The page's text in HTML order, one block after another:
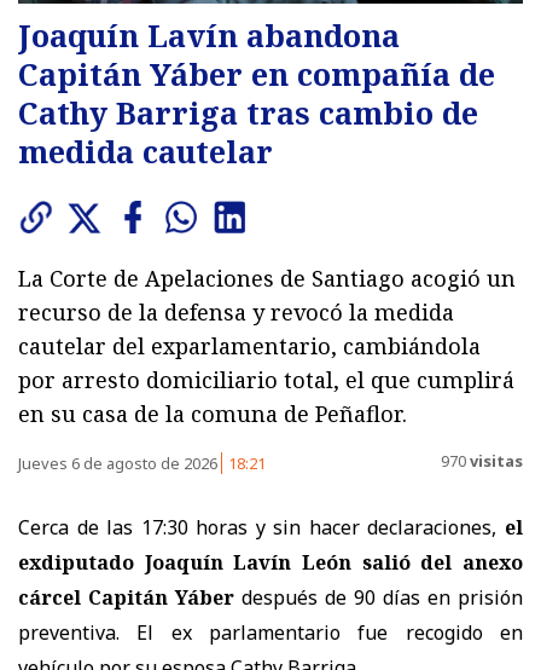
Joaquín Lavín abandona
Capitán Yáber en compañía de
Cathy Barriga tras cambio de
medida cautelar
La Corte de Apelaciones de Santiago acogió un
recurso de la defensa y revocó la medida
cautelar del exparlamentario, cambiándola
por arresto domiciliario total, el que cumplirá
en su casa de la comuna de Peñaflor.
Jueves 6 de agosto de 2026 18:21 970visitas
Cerca de las 17:30 horas y sin hacer declaraciones, el
exdiputado Joaquín Lavín León salió del anexo
cárcel Capitán Yáber después de 90 días en prisión
preventiva. El ex parlamentario fue recogido en